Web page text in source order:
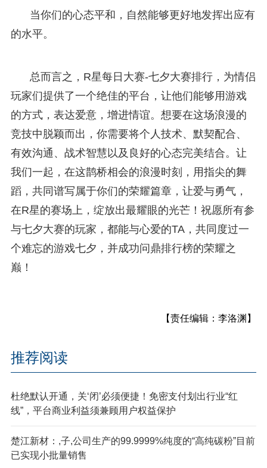
当你们的心态平和，自然能够更好地发挥出应有
的水平。
总而言之，R星每日大赛-七夕大赛排行，为情侣
玩家们提供了一个绝佳的平台，让他们能够用游戏
的方式，表达爱意，增进情谊。想要在这场浪漫的
竞技中脱颖而出，你需要将个人技术、默契配合、
有效沟通、战术智慧以及良好的心态完美结合。让
我们一起，在这鹊桥相会的浪漫时刻，用指尖的舞
蹈，共同谱写属于你们的荣耀篇章，让爱与勇气，
在R星的赛场上，绽放出最耀眼的光芒！祝愿所有参
与七夕大赛的玩家，都能与心爱的TA，共同度过一
个难忘的游戏七夕，并成功问鼎排行榜的荣耀之
巅！
【责任编辑：李洛渊】
推荐阅读
杜绝默认开通，关‘闭’必须便捷！免密支付划出行业“红
线”，平台商业利益须兼顾用户权益保护
楚江新材：,子,公司生产的99.9999%纯度的“高纯碳粉”目前
已实现小批量销售